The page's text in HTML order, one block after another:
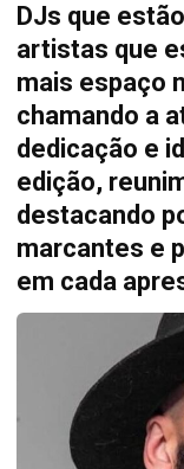
DJs que
artistas que
mais espaço
chamando a
dedicação e
edição,
destacando
marcantes e
em cada